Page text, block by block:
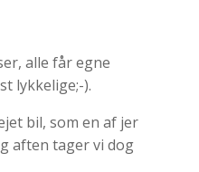
alle får egne
lykkelige;-).
bil, som en af jer
aften tager vi dog